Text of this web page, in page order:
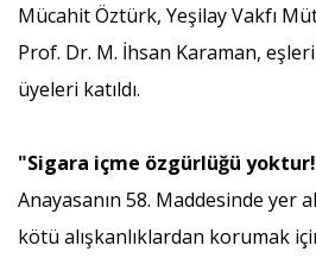
Mücahit Öztürk, Yeşilay Vakfı
Prof. Dr. M. İhsan Karaman,
üyeleri katıldı.
"Sigara içme özgürlüğü
Anayasanın 58. Maddesinde yer
kötü alışkanlıklardan korumak